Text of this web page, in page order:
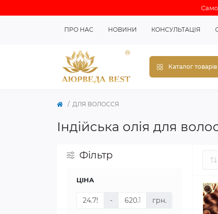
ПРО НАС НОВИНИ КОНСУЛЬТАЦІЯ
Каталог товарів
ДЛЯ ВОЛОССЯ
Індійська олія для
Фільтр
ЦІНА
- грн.